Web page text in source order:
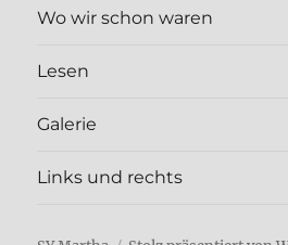
Wo wir schon waren
Lesen
Galerie
Links und rechts